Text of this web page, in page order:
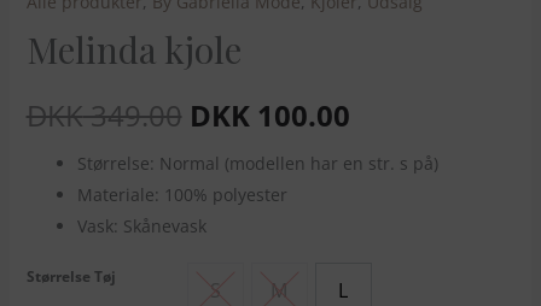
Melinda kjole
DKK349.00 DKK100.00
Størrelse: Normal (modellen har en str. s på)
Materiale: 100% polyester
Vask: Skånevask
Størrelse Tøj
L